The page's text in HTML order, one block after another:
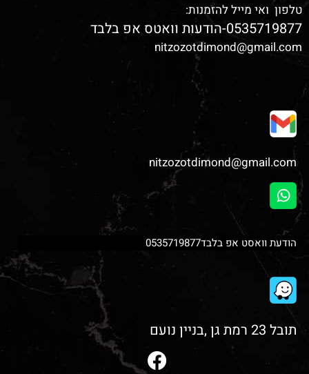
טלפון ואי מייל להזמנות:
0535719877-הודעות וואטס אפ בלבד
nitzozotdimond@gmail.com
nitzozotdimond@gmail.com
הודעת וואסט אפ בלבד0535719877
תובל 23 רמת גן ,בניין נועם